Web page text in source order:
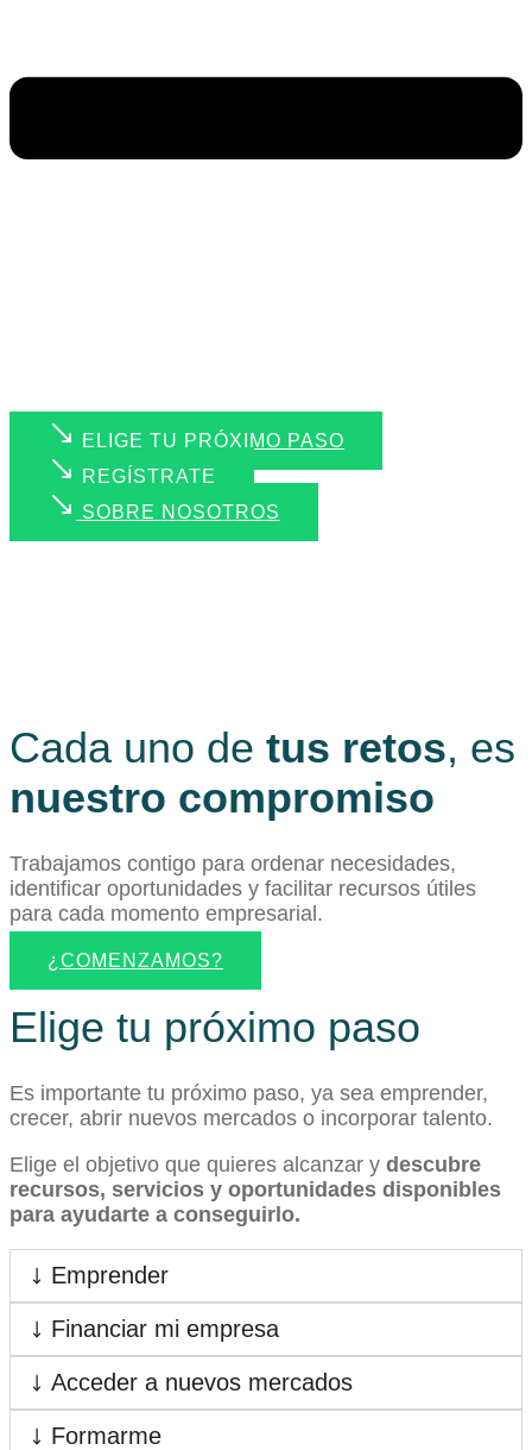
ELIGE TU PRÓXIMO PASO
REGÍSTRATE
SOBRE NOSOTROS
Cada uno de tus retos, es
nuestro compromiso
Trabajamos contigo para ordenar necesidades,
identificar oportunidades y facilitar recursos útiles
para cada momento empresarial.
¿COMENZAMOS?
Elige tu próximo paso
Es importante tu próximo paso, ya sea emprender,
crecer, abrir nuevos mercados o incorporar talento.
Elige el objetivo que quieres alcanzar y descubre
recursos, servicios y oportunidades disponibles
para ayudarte a conseguirlo.
Emprender
Financiar mi empresa
Acceder a nuevos mercados
Formarme